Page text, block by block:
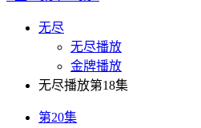
无尽
无尽播放
金牌播放
无尽播放第18集
第20集